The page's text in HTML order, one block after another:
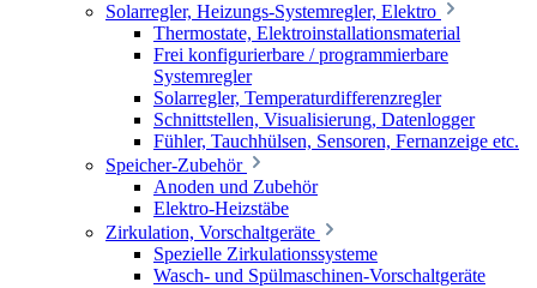
Solarregler, Heizungs-Systemregler, Elektro
Thermostate, Elektroinstallationsmaterial
Frei konfigurierbare / programmierbare
Systemregler
Solarregler, Temperaturdifferenzregler
Schnittstellen, Visualisierung, Datenlogger
Fühler, Tauchhülsen, Sensoren, Fernanzeige etc.
Speicher-Zubehör
Anoden und Zubehör
Elektro-Heizstäbe
Zirkulation, Vorschaltgeräte
Spezielle Zirkulationssysteme
Wasch- und Spülmaschinen-Vorschaltgeräte